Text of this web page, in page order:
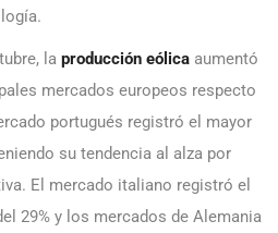
la producción eólica aumentó
mercados europeos respecto
portugués registró el mayor
su tendencia al alza por
El mercado italiano registró el
29% y los mercados de Alemania